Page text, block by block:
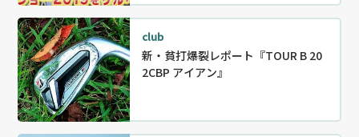
club
新・貧打爆裂レポート『TOUR B 20
2CBP アイアン』